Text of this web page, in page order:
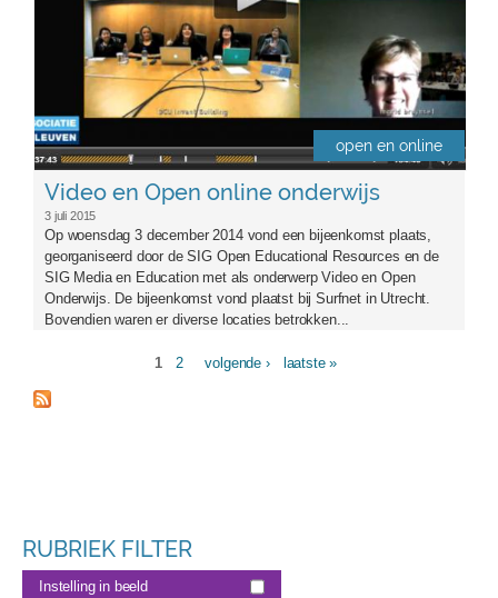
open en online
Video en Open online onderwijs
3 juli 2015
Op woensdag 3 december 2014 vond een bijeenkomst plaats,
georganiseerd door de SIG Open Educational Resources en de
SIG Media en Education met als onderwerp Video en Open
Onderwijs. De bijeenkomst vond plaatst bij Surfnet in Utrecht.
Bovendien waren er diverse locaties betrokken...
1 2 volgende › laatste »
RUBRIEK FILTER
Instelling in beeld